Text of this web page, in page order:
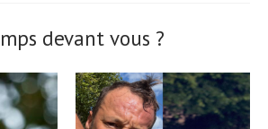
devant vous ?